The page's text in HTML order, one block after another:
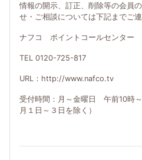
情報の開示、訂正、削除等の会員
せ・ご相談については下記までご連
ナフコ ポイントコールセンター
TEL 0120-725-817
URL：http://www.nafco.tv
受付時間：月～金曜日 午前10時
月１日～３日を除く）